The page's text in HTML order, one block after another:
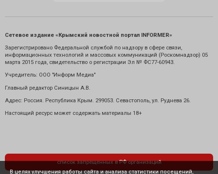
Сетевое издание «Крымский новостной портал INFORMER»
Зарегистрировано Федеральной службой по надзору в сфере связи,
информационных технологий и массовых коммуникаций (Роскомнадзор) 05
марта 2015 года, свидетельство о регистрации Эл № ФС77-60943.
Учредитель: ООО "Информ Медиа"
Главный редактор Синицын А.В.
Адрес: Россия. Республика Крым. 299053. Севастополь, ул. Руднева 26.
Настоящий ресурс может содержать материалы 18+
список запрещенных в РФ организаций
В целях улучшения работы сайта и анализа статистики посещений,